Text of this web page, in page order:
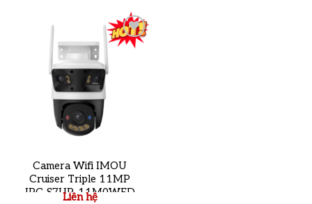
Camera Wifi IMOU
Cruiser Triple 11MP
IPC-S7UP-11M0WED
Liên hệ